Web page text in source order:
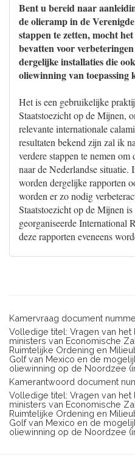
Bent u bereid naar
de olieramp in de
stappen te zetten, mocht
bevatten voor
dergelijke installaties die
oliewinning van toepassing
Het is een gebruikelijke
Staatstoezicht op de Mijnen,
relevante internationale
resultaten bekend zijn zal ik
verdere stappen te nemen om
naar de Nederlandse
worden dergelijke rapporten
worden er zo nodig
Staatstoezicht op de Mijnen
georganiseerde International
deze rapporten eveneens
Kamervraag document
Volledige titel: Vragen van het
ministers van Economische
Ruimtelijke Ordening en
Golf van Mexico en de
oliewinning op de Noordzee
Kamerantwoord document
Volledige titel: Vragen van het
ministers van Economische
Ruimtelijke Ordening en
Golf van Mexico en de
oliewinning op de Noordzee